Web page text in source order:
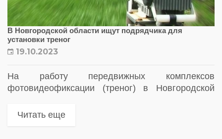
В Новгородской области ищут подрядчика для
установки треног
19.10.2023
На работу передвижных комплексов
фотовидеофиксации (треног) в Новгородской
Читать еще